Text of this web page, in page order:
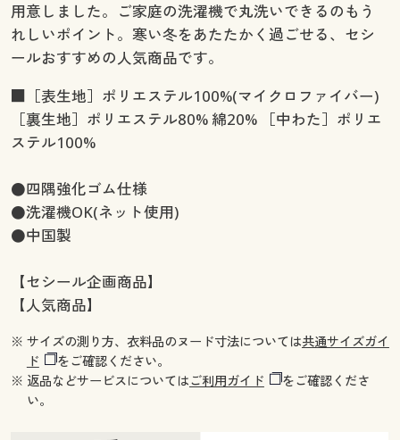
用意しました。ご家庭の洗濯機で丸洗いできるのもう
れしいポイント。寒い冬をあたたかく過ごせる、セシ
ールおすすめの人気商品です。
■［表生地］ポリエステル100%(マイクロファイバー)
［裏生地］ポリエステル80% 綿20% ［中わた］ポリエ
ステル100%
●四隅強化ゴム仕様
●洗濯機OK(ネット使用)
●中国製
【セシール企画商品】
【人気商品】
※ サイズの測り方、衣料品のヌード寸法については共通サイズガイ
ド
をご確認ください。
※ 返品などサービスについてはご利用ガイド
をご確認くださ
い。